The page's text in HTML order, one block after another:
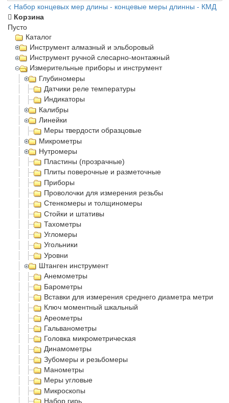
< Набор концевых мер длины - концевые меры длинны - КМД
Корзина
Пусто
Каталог
Инструмент алмазный и эльборовый
Инструмент ручной слесарно-монтажный
Измерительные приборы и инструмент
Глубиномеры
Датчики реле температуры
Индикаторы
Калибры
Линейки
Меры твердости образцовые
Микрометры
Нутромеры
Пластины (прозрачные)
Плиты поверочные и разметочные
Приборы
Проволочки для измерения резьбы
Стенкомеры и толщиномеры
Стойки и штативы
Тахометры
Угломеры
Угольники
Уровни
Штанген инструмент
Анемометры
Барометры
Вставки для измерения среднего диаметра
Ключ моментный шкальный
Ареометры
Гальванометры
Головка микрометрическая
Динамометры
Зубомеры и резьбомеры
Манометры
Меры угловые
Микроскопы
Набор гирь